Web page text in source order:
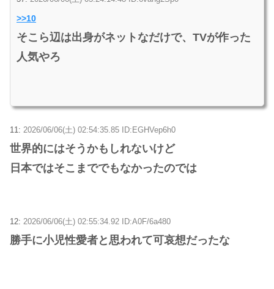
>>10
そこら辺は出身がネットなだけで、TVが作った
人気やろ
11: 2026/06/06(土) 02:54:35.85 ID:EGHVep6h0
世界的にはそうかもしれないけど
日本ではそこまででもなかったのでは
12: 2026/06/06(土) 02:55:34.92 ID:A0F/6a480
勝手に小児性愛者と思われて可哀想だったな